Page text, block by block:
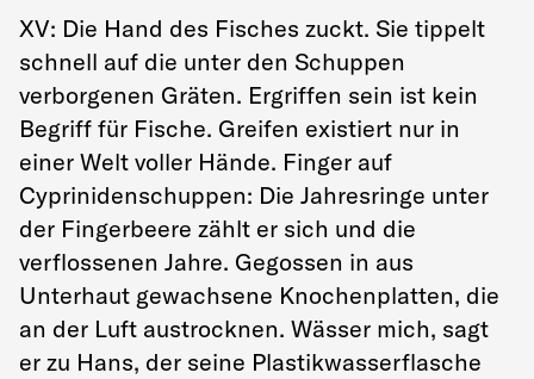
XV: Die Hand des Fisches zuckt. Sie tippelt
schnell auf die unter den Schuppen
verborgenen Gräten. Ergriffen sein ist kein
Begriff für Fische. Greifen existiert nur in
einer Welt voller Hände. Finger auf
Cyprinidenschuppen: Die Jahresringe unter
der Fingerbeere zählt er sich und die
verflossenen Jahre. Gegossen in aus
Unterhaut gewachsene Knochenplatten, die
an der Luft austrocknen. Wässer mich, sagt
er zu Hans, der seine Plastikwasserflasche